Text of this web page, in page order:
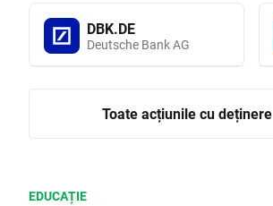
DBK.DE
Deutsche Bank AG
Toate acțiunile cu deținere
EDUCAȚIE